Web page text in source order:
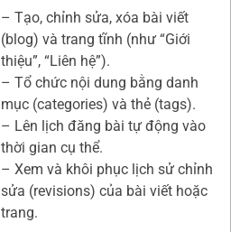
– Tạo, chỉnh sửa, xóa bài viết
(blog) và trang tĩnh (như “Giới
thiệu”, “Liên hệ”).
– Tổ chức nội dung bằng danh
mục (categories) và thẻ (tags).
– Lên lịch đăng bài tự động vào
thời gian cụ thể.
– Xem và khôi phục lịch sử chỉnh
sửa (revisions) của bài viết hoặc
trang.